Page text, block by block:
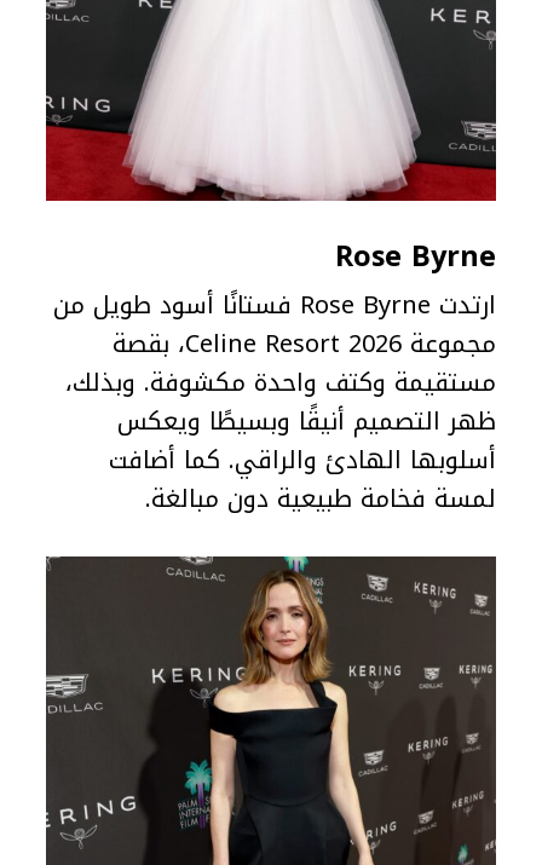
Rose Byrne
ارتدت Rose Byrne فستانًا أسود طويل من
مجموعة Celine Resort 2026، بقصة
مستقيمة وكتف واحدة مكشوفة. وبذلك،
ظهر التصميم أنيقًا وبسيطًا ويعكس
أسلوبها الهادئ والراقي. كما أضافت
لمسة فخامة طبيعية دون مبالغة.